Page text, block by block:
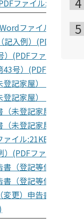
ファイル:107.7KB)
ファイル:15.2KB)
入例）(PDFファイル
(PDFファイル
号）(PDFファイル
記家屋）（様式第
記家屋）（様式第
未登記家屋）（様
未登記家屋）（様
イル:21KB)
(PDFファイル
（登記等個人死亡
書（登記等個人死
更）申告書（様式